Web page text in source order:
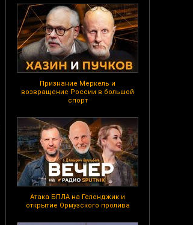
Признание Меркель и
возвращение России в большой
спорт
Атака БПЛА на Геленджик и
открытие Ормузского пролива